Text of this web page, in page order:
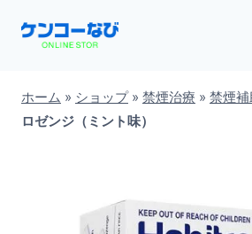
ホーム » ショップ» 禁煙治療 » 禁煙
ロゼンジ（ミント味）